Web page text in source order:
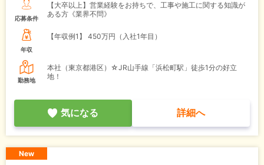
応募条件
【大卒以上】営業経験をお持ちで、工事や施工に関する知識が
ある方《業界不問》
年収
【年収例1】 450万円（入社1年目）
勤務地
本社（東京都港区）☆JR山手線「浜松町駅」徒歩1分の好立
地！
気になる 詳細へ
New